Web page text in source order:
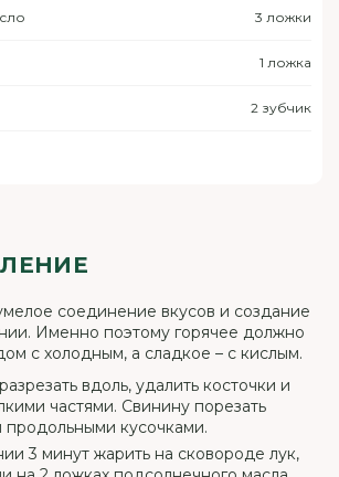
3 ложки
1 ложка
2 зубчик
соединение вкусов и создание
Именно поэтому горячее должно
с холодным, а сладкое – с кислым.
вдоль, удалить косточки и
частями. Свинину порезать
кусочками.
3 минут жарить на сковороде лук,